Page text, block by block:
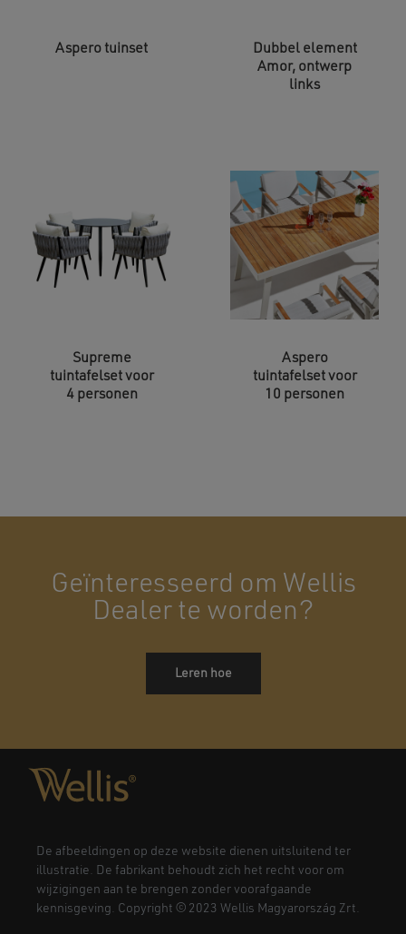
Aspero tuinset
Dubbel element
Amor, ontwerp
links
Supreme
tuintafelset voor
4 personen
Aspero
tuintafelset voor
10 personen
Geïnteresseerd om Wellis
Dealer te worden?
Leren hoe
De afbeeldingen op deze website dienen uitsluitend ter
illustratie. De fabrikant behoudt zich het recht voor om
wijzigingen aan te brengen zonder voorafgaande
kennisgeving. Copyright © 2023 Wellis Magyarország Zrt.